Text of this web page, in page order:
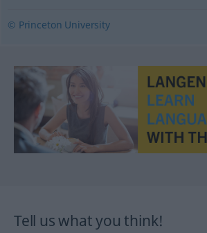
© Princeton University
Tell us what you think!